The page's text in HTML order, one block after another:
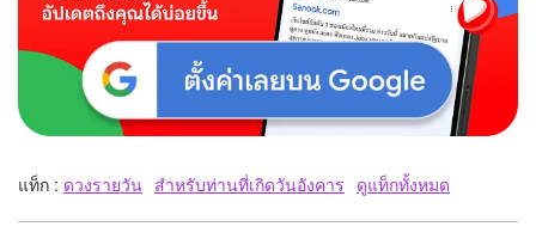
แท็ก : ดวงรายวัน สำหรับท่านที่เกิดวันอังคาร ดูแท็กทั้งหมด